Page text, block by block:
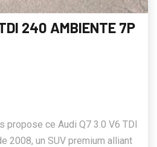
240 AMBIENTE 7P
propose ce Audi Q7 3.0 V6 TDI
2008, un SUV premium alliant